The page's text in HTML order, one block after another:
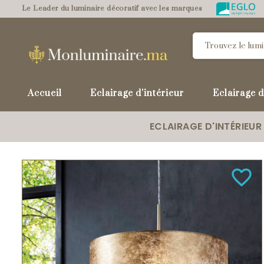
Le Leader du luminaire décoratif avec les marques
Accueil Eclairage d'intérieur Eclairage
ECLAIRAGE D'INTÉRIEUR
favorite_border